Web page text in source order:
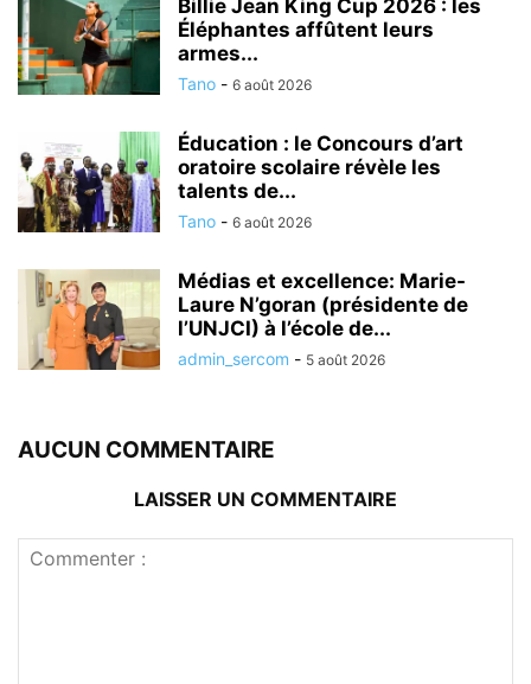
Billie Jean King Cup 2026 : les
Éléphantes affûtent leurs
armes...
Tano - 6 août 2026
Éducation : le Concours d’art
oratoire scolaire révèle les
talents de...
Tano - 6 août 2026
Médias et excellence: Marie-
Laure N’goran (présidente de
l’UNJCI) à l’école de...
admin_sercom - 5 août 2026
AUCUN COMMENTAIRE
LAISSER UN COMMENTAIRE